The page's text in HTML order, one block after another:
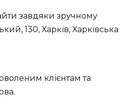
завдяки зручному
130, Харків, Харківська
клієнтам та